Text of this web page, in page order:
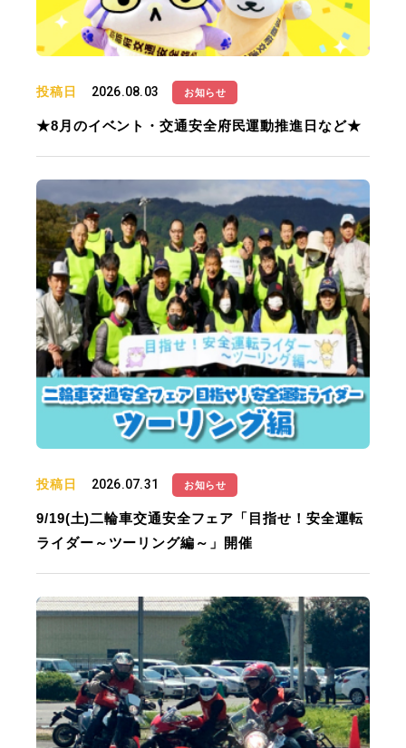
投稿日 2026.08.03 お知らせ
★8月のイベント・交通安全府民運動推進日など★
投稿日 2026.07.31 お知らせ
9/19(土)二輪車交通安全フェア「目指せ！安全運転
ライダー～ツーリング編～」開催